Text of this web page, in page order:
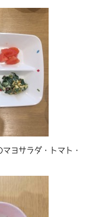
ヨサラダ・トマト・